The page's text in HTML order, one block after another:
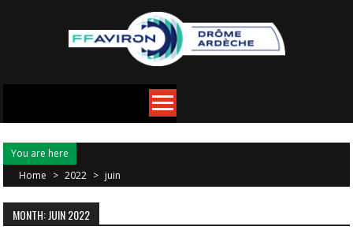
You are here
Home > 2022 > juin
MONTH: JUIN 2022